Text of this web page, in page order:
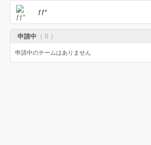
ƒƒ*
申請中 （ 0 ）
申請中のチームはありません